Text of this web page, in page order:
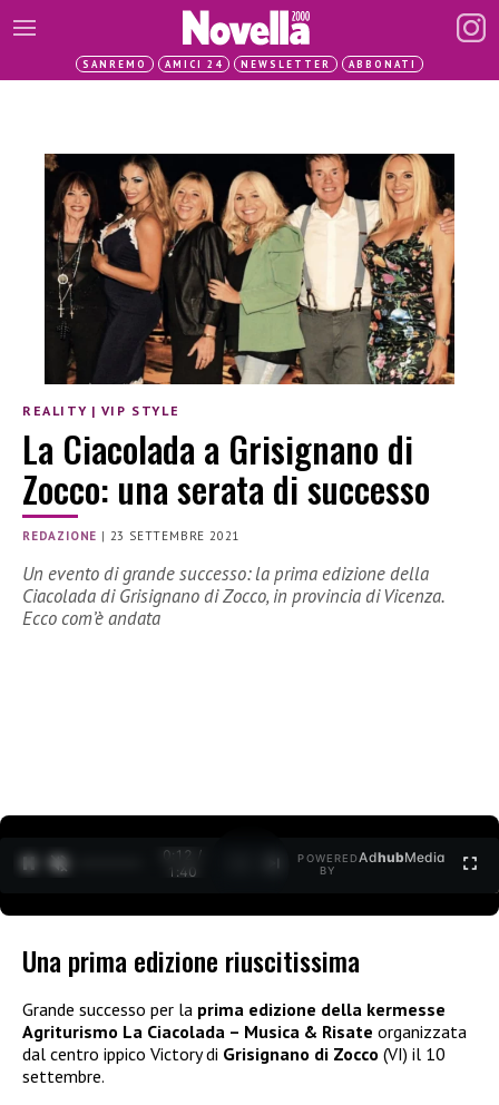
SANREMO AMICI 24 NEWSLETTER ABBONATI
REALITY | VIP STYLE
La Ciacolada a Grisignano di
Zocco: una serata di successo
REDAZIONE | 23 SETTEMBRE 2021
Un evento di grande successo: la prima edizione della
Ciacolada di Grisignano di Zocco, in provincia di Vicenza.
Ecco com’è andata
0:13 /
1:40
POWERED
BY
AdhubMedia
Una prima edizione riuscitissima
Grande successo per la prima edizione della kermesse
Agriturismo La Ciacolada – Musica & Risate organizzata
dal centro ippico Victory di Grisignano di Zocco (VI) il 10
settembre.